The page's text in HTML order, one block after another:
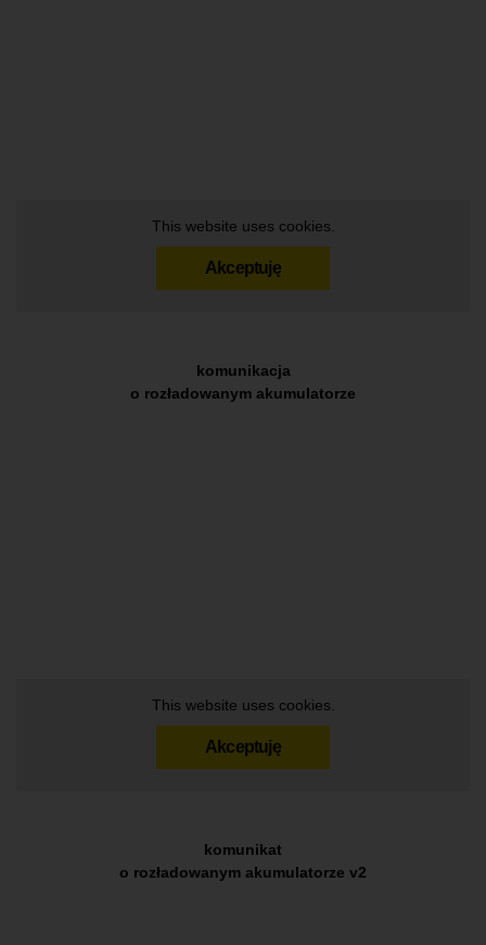
This website uses cookies.
Akceptuję
komunikacja
o rozładowanym akumulatorze
This website uses cookies.
Akceptuję
komunikat
o rozładowanym akumulatorze v2